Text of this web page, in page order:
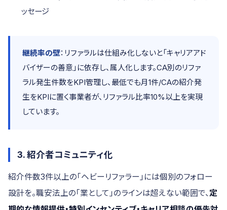
ッセージ
継続率の壁：リファラルは仕組み化しないと「キャリアアド
バイザーの善意」に依存し、属人化します。CA別のリファ
ラル発生件数をKPI管理し、最低でも月1件/CAの紹介発
生をKPIに置く事業者が、リファラル比率10%以上を実現
しています。
3. 紹介者コミュニティ化
紹介件数3件以上の「ヘビーリファラー」には個別のフォロー
設計を。職安法上の「業として」のラインは超えない範囲で、定